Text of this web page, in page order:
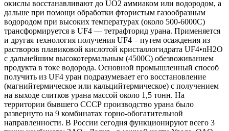
окислы восстанавливают до UO2 аммиаком или водородом, а
дальше при помощи обработки фтористым газообразным
водородом при высоких температурах (около 500-6000С)
трансформируется в UF4 — тетрафторид урана. Применяется
и другая технология получения UF4 – путем осаждения из
растворов плавиковой кислотой кристаллогидрата UF4•nH2O
с дальнейшим высокотермальным (4500C) обезвоживанием
продукта в токе водорода. Основной промышленный способ
получить из UF4 уран подразумевает его восстановление
(магнийтермическое или кальцийтермическое) с получением
на выходе слитков урана массой около 1,5 тонн. На
территории бывшего СССР производство урана было
развернуто на 9 комбинатах горно-обогатительной
направленности. В России сегодня функционируют всего 3